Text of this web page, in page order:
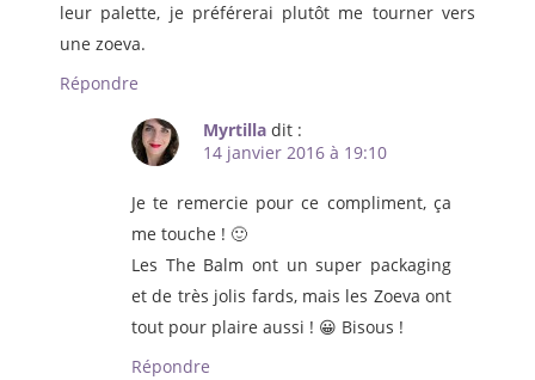
leur palette, je préférerai plutôt me tourner vers
une zoeva.
Répondre
Myrtilla dit :
14 janvier 2016 à 19:10
Je te remercie pour ce compliment, ça
me touche ! 🙂
Les The Balm ont un super packaging
et de très jolis fards, mais les Zoeva ont
tout pour plaire aussi ! 😀 Bisous !
Répondre